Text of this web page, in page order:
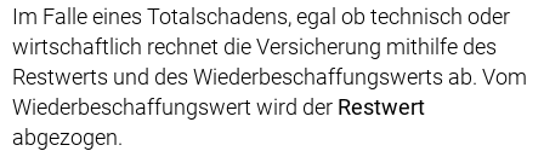
Im Falle eines Totalschadens, egal ob technisch oder
wirtschaftlich rechnet die Versicherung mithilfe des
Restwerts und des Wiederbeschaffungswerts ab. Vom
Wiederbeschaffungswert wird der Restwert
abgezogen.